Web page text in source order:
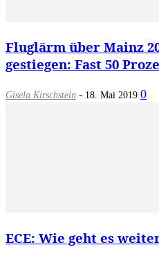
Fluglärm über Mainz
gestiegen: Fast 50
Gisela Kirschstein - 18. Mai 2019 0
ECE: Wie geht es